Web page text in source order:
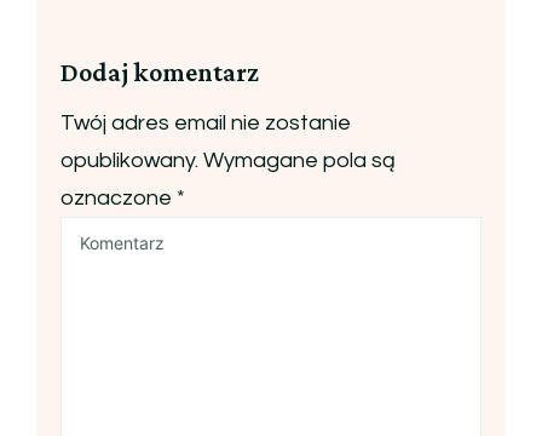
Dodaj komentarz
Twój adres email nie zostanie
opublikowany. Wymagane pola są
oznaczone *